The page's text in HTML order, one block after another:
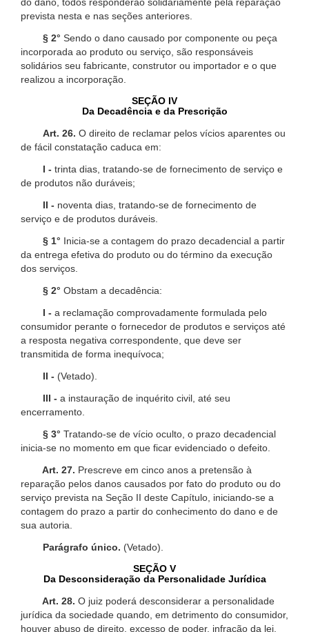
prevista nesta e nas seções anteriores.
§ 2° Sendo o dano causado por componente ou peça
incorporada ao produto ou serviço, são responsáveis
solidários seu fabricante, construtor ou importador e o que
realizou a incorporação.
SEÇÃO IV
Da Decadência e da Prescrição
Art. 26. O direito de reclamar pelos vícios aparentes ou
de fácil constatação caduca em:
I - trinta dias, tratando-se de fornecimento de serviço e
de produtos não duráveis;
II - noventa dias, tratando-se de fornecimento de
serviço e de produtos duráveis.
§ 1° Inicia-se a contagem do prazo decadencial a partir
da entrega efetiva do produto ou do término da execução
dos serviços.
§ 2° Obstam a decadência:
I - a reclamação comprovadamente formulada pelo
consumidor perante o fornecedor de produtos e serviços até
a resposta negativa correspondente, que deve ser
transmitida de forma inequívoca;
II - (Vetado).
III - a instauração de inquérito civil, até seu
encerramento.
§ 3° Tratando-se de vício oculto, o prazo decadencial
inicia-se no momento em que ficar evidenciado o defeito.
Art. 27. Prescreve em cinco anos a pretensão à
reparação pelos danos causados por fato do produto ou do
serviço prevista na Seção II deste Capítulo, iniciando-se a
contagem do prazo a partir do conhecimento do dano e de
sua autoria.
Parágrafo único. (Vetado).
SEÇÃO V
Da Desconsideração da Personalidade Jurídica
Art. 28. O juiz poderá desconsiderar a personalidade
jurídica da sociedade quando, em detrimento do consumidor,
houver abuso de direito, excesso de poder, infração da lei,